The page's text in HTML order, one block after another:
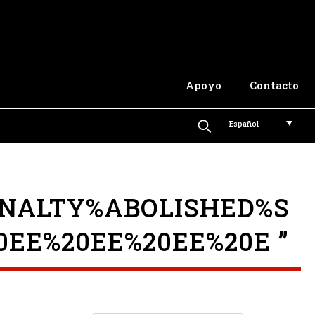
Apoyo Contacto
Español
”